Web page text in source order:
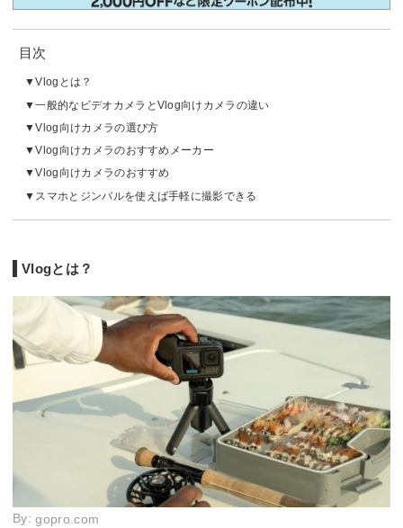
目次
Vlogとは？
一般的なビデオカメラとVlog向けカメラの違い
Vlog向けカメラの選び方
Vlog向けカメラのおすすめメーカー
Vlog向けカメラのおすすめ
スマホとジンバルを使えば手軽に撮影できる
Vlogとは？
By:gopro.com